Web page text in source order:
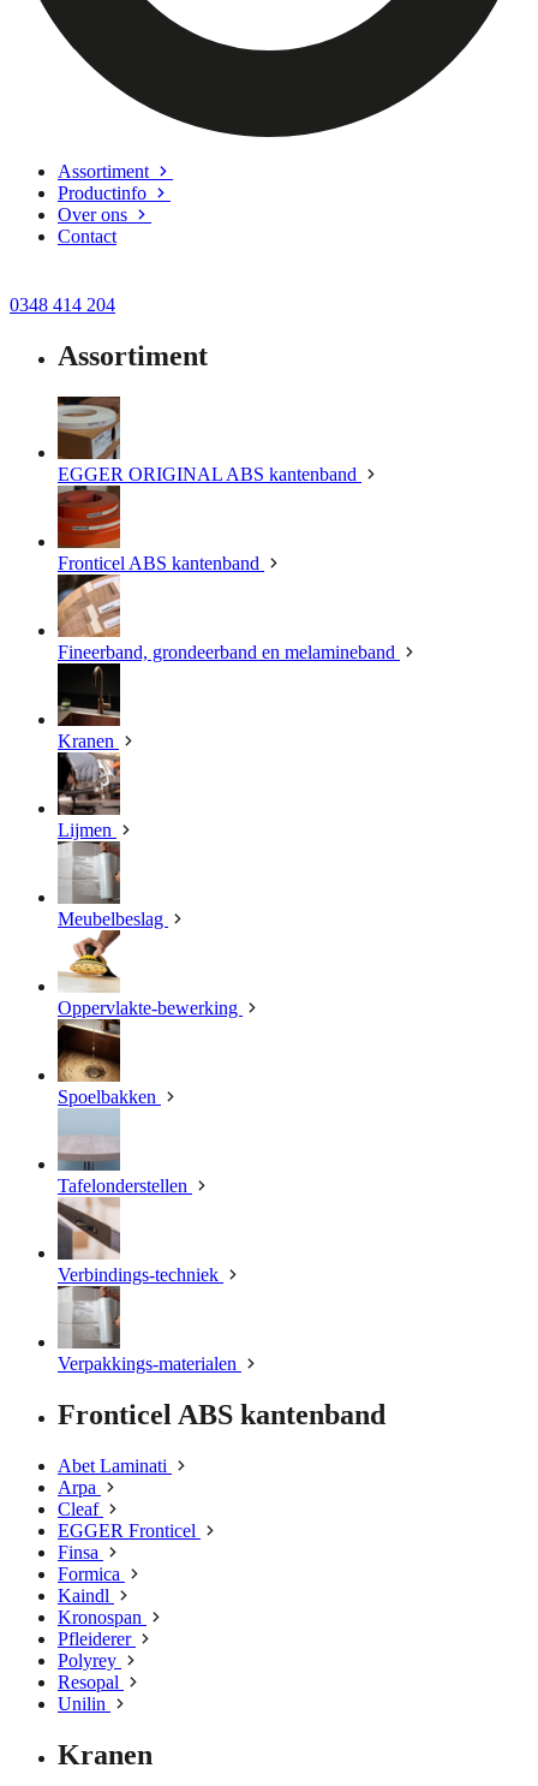
Assortiment
Productinfo
Over ons
Contact
0348 414 204
Assortiment
EGGER ORIGINAL ABS kantenband
Fronticel ABS kantenband
Fineerband, grondeerband en melamineband
Kranen
Lijmen
Meubelbeslag
Oppervlakte-bewerking
Spoelbakken
Tafelonderstellen
Verbindings-techniek
Verpakkings-materialen
Fronticel ABS kantenband
Abet Laminati
Arpa
Cleaf
EGGER Fronticel
Finsa
Formica
Kaindl
Kronospan
Pfleiderer
Polyrey
Resopal
Unilin
Kranen